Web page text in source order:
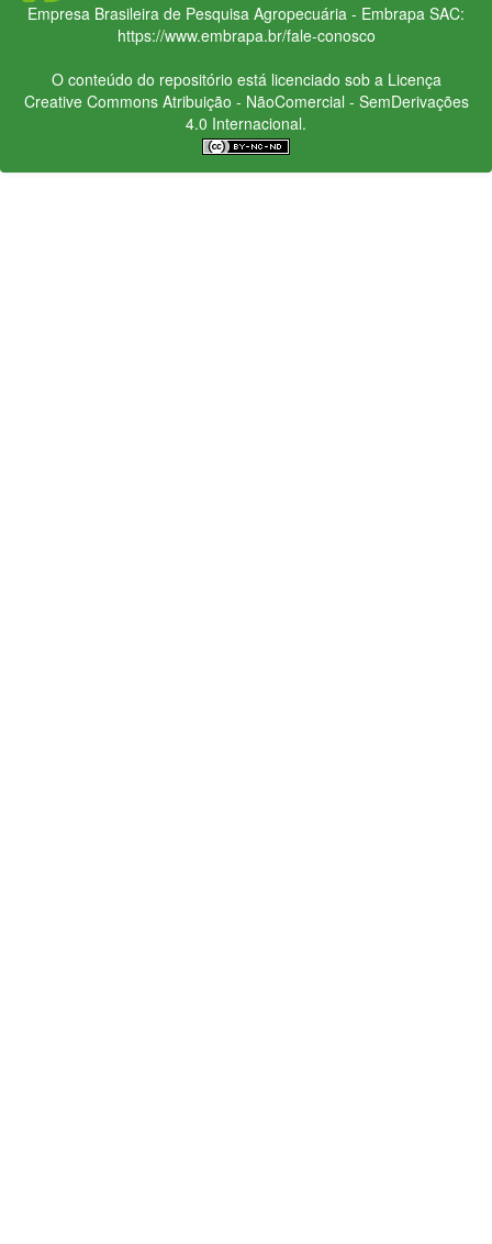
Empresa Brasileira de Pesquisa Agropecuária - Embrapa SAC:
https://www.embrapa.br/fale-conosco
O conteúdo do repositório está licenciado sob a Licença
Creative CommonsAtribuição - NãoComercial - SemDerivações
4.0 Internacional.